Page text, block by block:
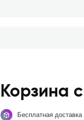
Корзина
Бесплатная доставка